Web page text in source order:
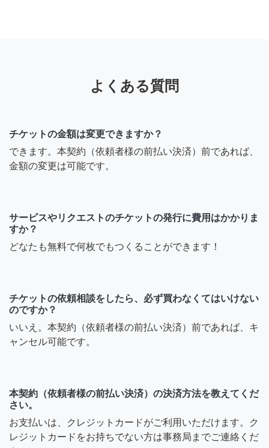
よくある質問
チケットの金額は変更できますか？
できます。本契約（依頼者様の前払い決済）前であれば、
金額の変更は可能です。
サービスやリクエストのチケットの発行に費用はかかりま
すか？
どなたも無料で何枚でもつくることができます！
チケットの依頼相談をしたら、必ず買わなくてはいけない
のですか？
いいえ。本契約（依頼者様の前払い決済）前であれば、キ
ャンセル可能です。
本契約（依頼者様の前払い決済）の決済方法を教えてくだ
さい。
お支払いは、クレジットカードがご利用いただけます。ク
レジットカードをお持ちでない方は事務局までご連絡くだ